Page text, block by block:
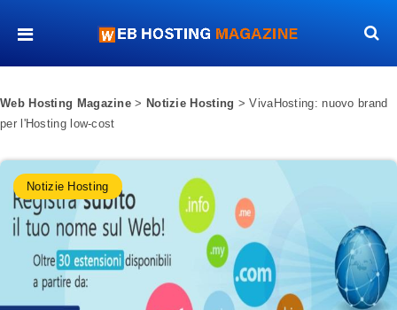
Web Hosting Magazine > Notizie Hosting >VivaHosting: nuovo brand
per l'Hosting low-cost
Notizie Hosting